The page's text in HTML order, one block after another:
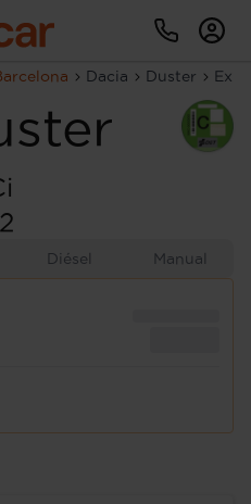
Dacia Duster
Diésel Manual